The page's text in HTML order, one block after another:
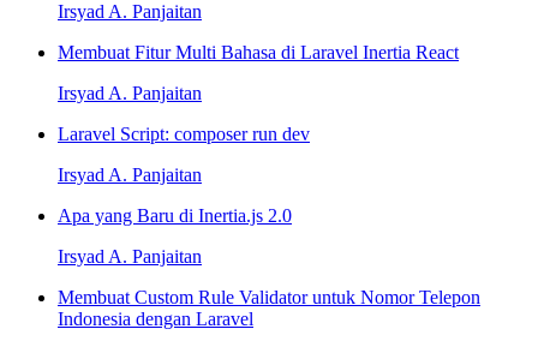
Irsyad A. Panjaitan
Membuat Fitur Multi Bahasa di Laravel Inertia React
Irsyad A. Panjaitan
Laravel Script: composer run dev
Irsyad A. Panjaitan
Apa yang Baru di Inertia.js 2.0
Irsyad A. Panjaitan
Membuat Custom Rule Validator untuk Nomor Telepon
Indonesia dengan Laravel